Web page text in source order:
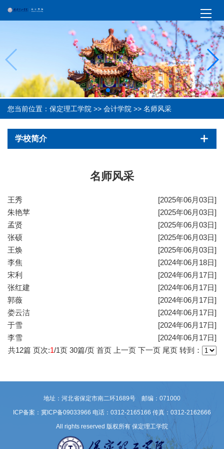
您当前位置： 保定理工学院 >> 会计学院 >> 名师风采
学校简介
名师风采
王秀
[2025年06月03日]
朱艳苹
[2025年06月03日]
孟贤
[2025年06月03日]
张硕
[2025年06月03日]
王焕
[2025年06月03日]
李焦
[2024年06月18日]
宋利
[2024年06月17日]
张红建
[2024年06月17日]
郭薇
[2024年06月17日]
娄云洁
[2024年06月17日]
于雪
[2024年06月17日]
李雪
[2024年06月17日]
共12篇 页次:1/1页 30篇/页 首页 上一页 下一页 尾页 转到：
地址：河北省保定市南二环1689号 邮编：071000
ICP备案：冀ICP备09033966 电话：0312-2165166 传真：0312-2162666
All rights reserved 版权所有 保定理工学院